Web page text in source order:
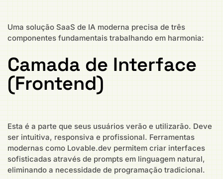
Uma solução SaaS de IA moderna precisa de três
componentes fundamentais trabalhando em harmonia:
Camada de Interface
(Frontend)
Esta é a parte que seus usuários verão e utilizarão. Deve
ser intuitiva, responsiva e profissional. Ferramentas
modernas como Lovable.dev permitem criar interfaces
sofisticadas através de prompts em linguagem natural,
eliminando a necessidade de programação tradicional.